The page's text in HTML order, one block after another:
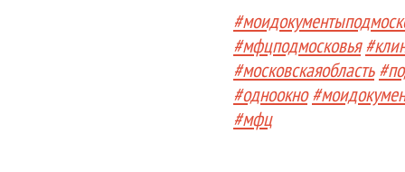
#мфцподмосковья
#московскаяобласть
#одноокно
#мфц